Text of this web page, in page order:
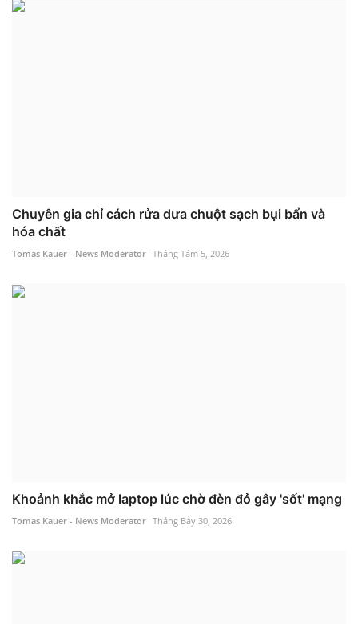
Chuyên gia chỉ cách rửa dưa chuột sạch bụi bẩn và
hóa chất
Tomas Kauer - News Moderator Tháng Tám 5, 2026
Khoảnh khắc mở laptop lúc chờ đèn đỏ gây 'sốt' mạng
Tomas Kauer - News Moderator Tháng Bảy 30, 2026